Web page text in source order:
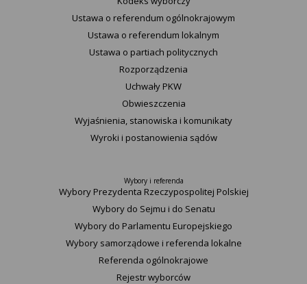
Ustawa o referendum ogólnokrajowym
Ustawa o referendum lokalnym
Ustawa o partiach politycznych
Rozporządzenia
Uchwały PKW
Obwieszczenia
Wyjaśnienia, stanowiska i komunikaty
Wyroki i postanowienia sądów
Wybory i referenda
Wybory Prezydenta Rzeczypospolitej Polskiej
Wybory do Sejmu i do Senatu
Wybory do Parlamentu Europejskiego
Wybory samorządowe i referenda lokalne
Referenda ogólnokrajowe
Rejestr wyborców